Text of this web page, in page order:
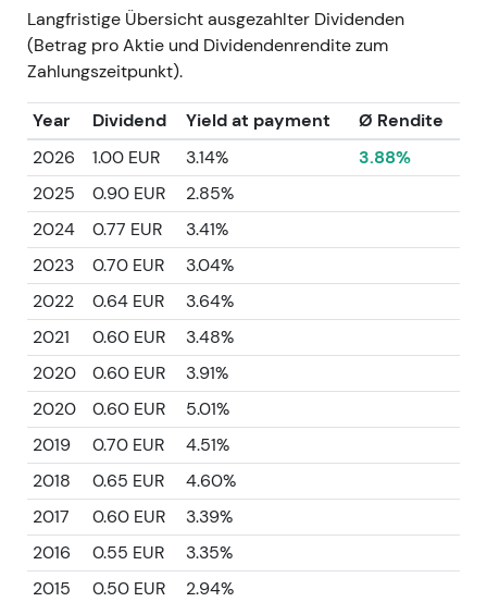
Langfristige Übersicht ausgezahlter Dividenden
(Betrag pro Aktie und Dividendenrendite zum
Zahlungszeitpunkt).
Year Dividend Yield at payment
Ø Rendite
2026
1.00 EUR 3.14%
3.88%
2025
0.90 EUR
2.85%
2024
0.77 EUR
3.41%
2023
0.70 EUR
3.04%
2022
0.64 EUR
3.64%
2021
0.60 EUR
3.48%
2020
0.60 EUR
3.91%
2020
0.60 EUR
5.01%
2019
0.70 EUR
4.51%
2018
0.65 EUR
4.60%
2017
0.60 EUR
3.39%
2016
0.55 EUR
3.35%
2015
0.50 EUR
2.94%